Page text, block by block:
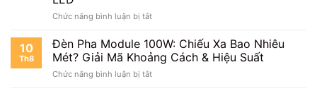
Trời?
Chuẩn
Thuật
|
Hướng
Dẫn
Chức năng bình luận bị tắtở
Pha
Module
100W
220V:
10
Th8
Đèn Pha Module 100W: Chiếu Xa Bao Nhiêu
Mét? Giải Mã Khoảng Cách & Hiệu Suất
Chức năng bình luận bị tắtở